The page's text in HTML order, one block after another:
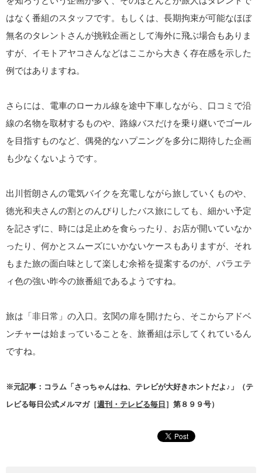
はなく番組のスタッフです。もしくは、長期拘束が可能なほぼ
無名のタレントさんが挑戦企画として海外に飛ぶ場合もありま
すが、イモトアヤコさんなどはここから大きく存在感を示した
例ではありますね。
さらには、電車のローカル線を途中下車しながら、口コミで沿
線の名物を取材するものや、路線バスだけを乗り継いでゴール
を目指すものなど、偶発的なハプニングを多分に期待した企画
も少なくないようです。
出川哲朗さんの電気バイクを充電しながら旅していくものや、
徳光和夫さんの割とのんびりしたバス旅にしても、細かい予定
を記さずに、時には足止めを食らったり、お店が開いていなか
ったり、何かとスムーズにいかないケースもありますが、それ
もまた旅の面白味として楽しむ余裕を提案するのが、バラエテ
ィ色の強い昨今の旅番組であるようですね。
旅は「非日常」の入口。玄関の扉を開けたら、そこからアドベ
ンチャーは始まっていることを、旅番組は示してくれているん
ですね。
※元記事：コラム「さっちゃんはね、テレビが大好きホントだよ♪」（テ
レビる毎日公式メルマガ［週刊・テレビる毎日 ］第８９９号）